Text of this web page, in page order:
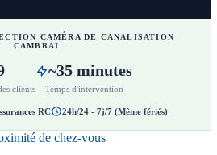
CAMÉRA DE CANALISATION
CAMBRAI
clients
~35 minutes
Temps d'intervention
RC 24h/24 - 7j/7 (Même fériés)
de chez-vous